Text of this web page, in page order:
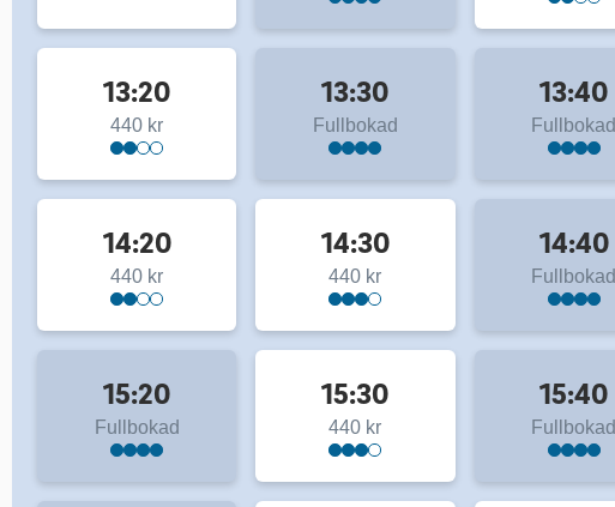
13:20
440 kr
13:30
Fullbokad
13:40
Fullbokad
14:20
440 kr
14:30
440 kr
14:40
Fullbokad
15:20
Fullbokad
15:30
440 kr
15:40
Fullbokad